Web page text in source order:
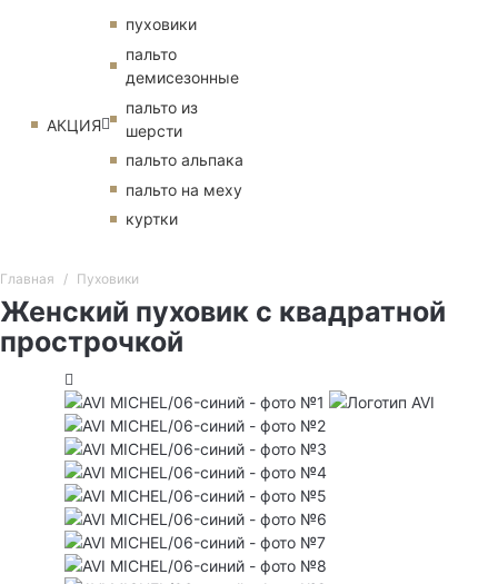
АКЦИЯ
пуховики
пальто
демисезонные
пальто из
шерсти
пальто альпака
пальто на меху
куртки
Главная Пуховики
Женский пуховик с квадратной
прострочкой